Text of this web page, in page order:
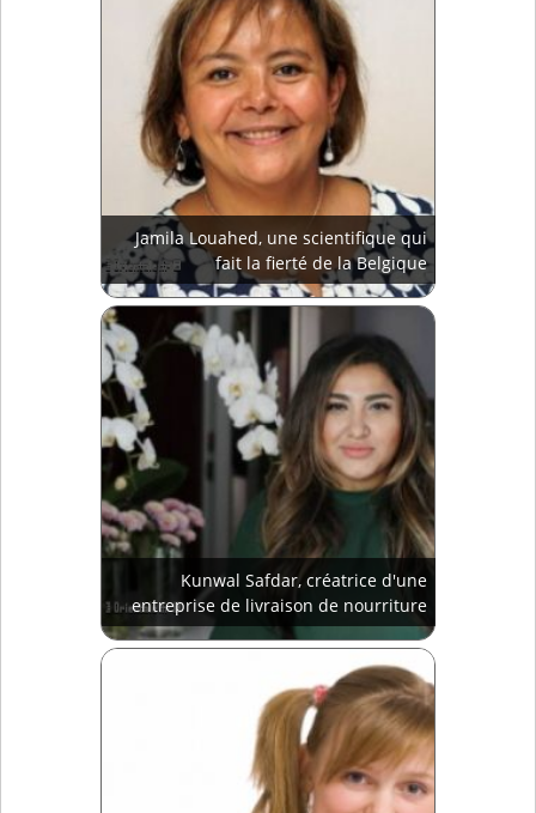
Jamila Louahed, une scientifique qui
fait la fierté de la Belgique
Kunwal Safdar, créatrice d'une
entreprise de livraison de nourriture